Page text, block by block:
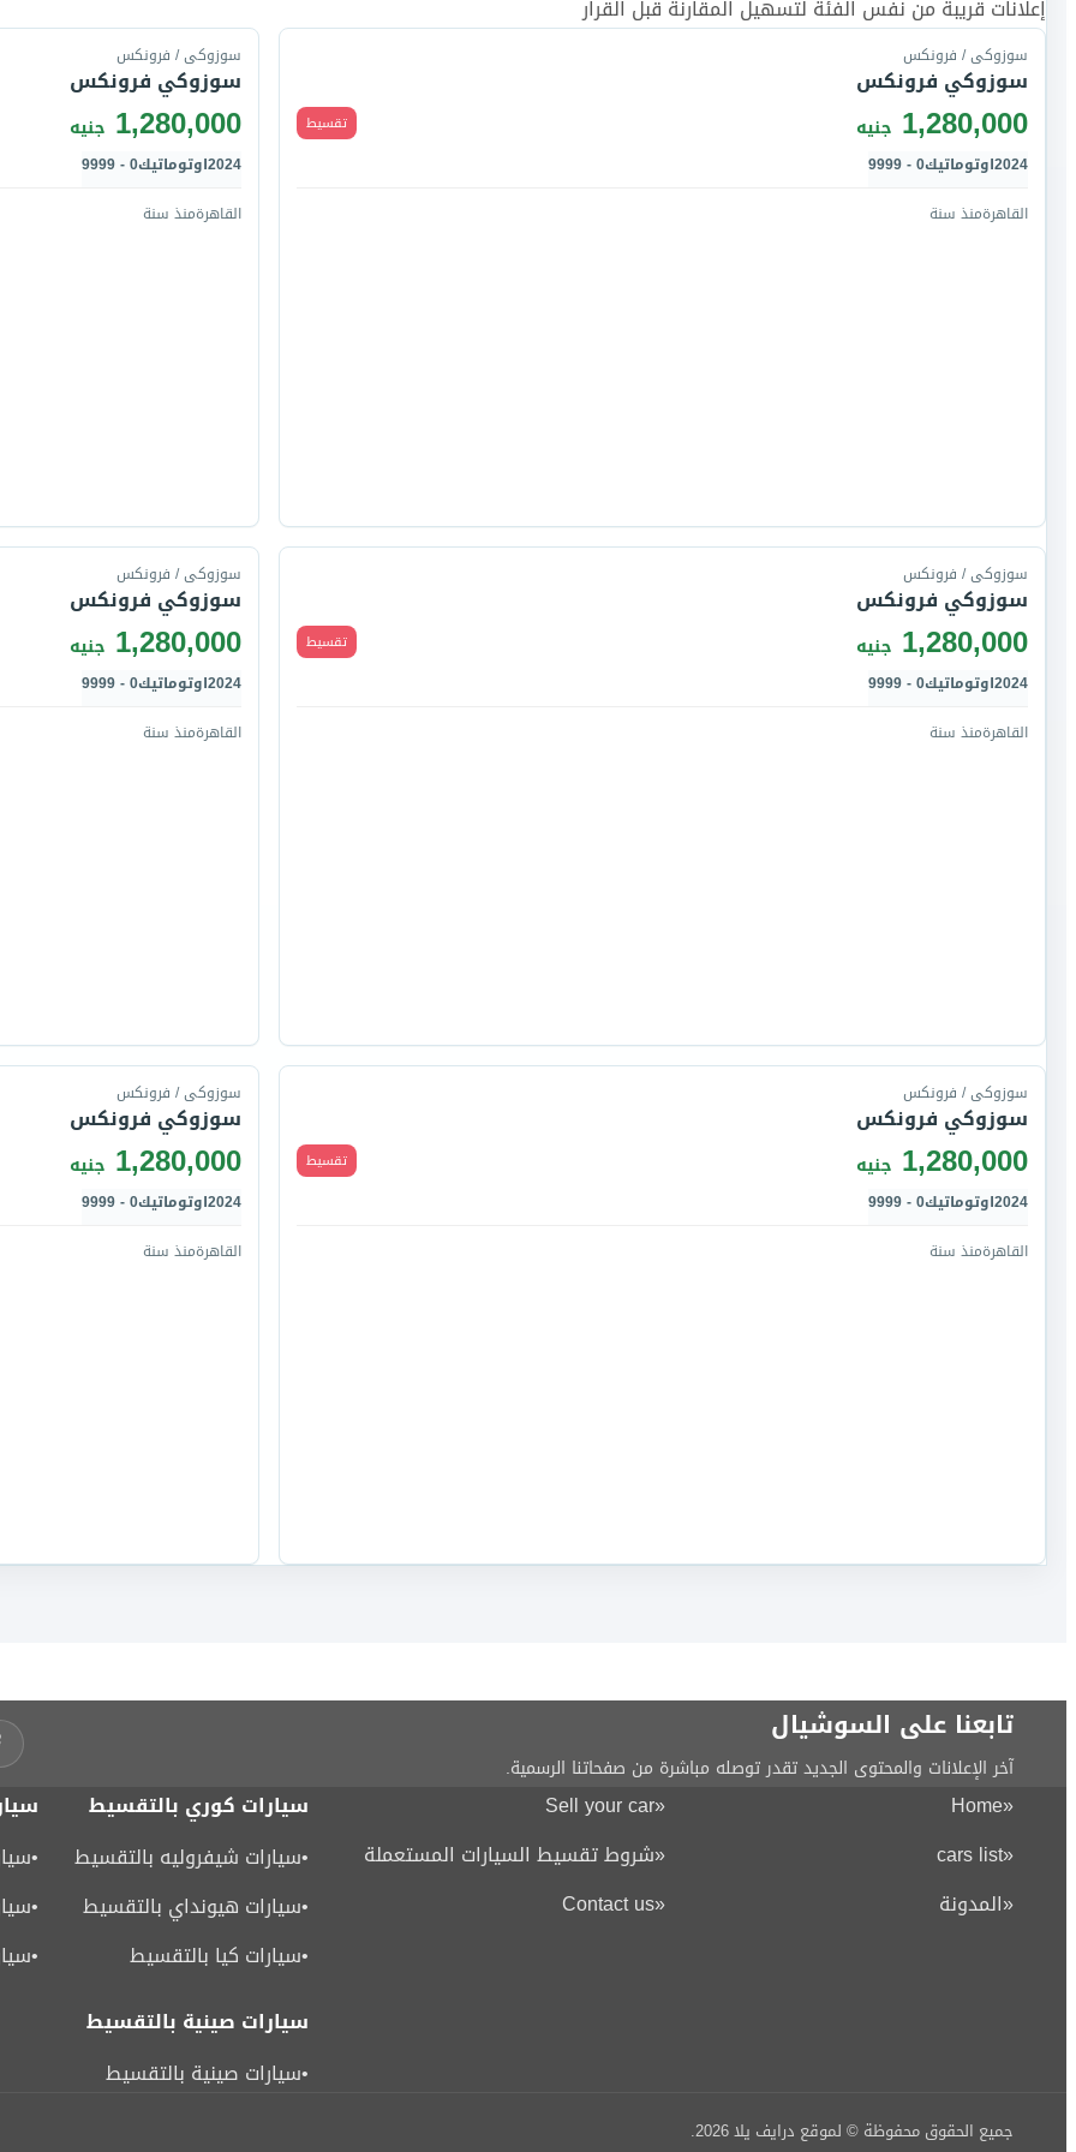
إعلانات قريبة من نفس الفئة لتسهيل المقارنة قبل القرار
سوزوكى / فرونكس
سوزوكي فرونكس
1,280,000 جنيه تقسيط
2024اوتوماتيك0 - 9999
القاهرةمنذ سنة
سوزوكى / فرونكس
سوزوكي فرونكس
1,280,000 جنيه
2024اوتوماتيك0 - 9999
القاهرةمنذ سنة
سوزوكى / فرونكس
سوزوكي فرونكس
1,280,000 جنيه تقسيط
2024اوتوماتيك0 - 9999
القاهرةمنذ سنة
سوزوكى / فرونكس
سوزوكي فرونكس
1,280,000 جنيه
2024اوتوماتيك0 - 9999
القاهرةمنذ سنة
سوزوكى / فرونكس
سوزوكي فرونكس
1,280,000 جنيه تقسيط
2024اوتوماتيك0 - 9999
القاهرةمنذ سنة
سوزوكى / فرونكس
سوزوكي فرونكس
1,280,000 جنيه
2024اوتوماتيك0 - 9999
القاهرةمنذ سنة
تابعنا على السوشيال
آخر الإعلانات والمحتوى الجديد تقدر توصله مباشرة من صفحاتنا الرسمية.
«
Home
«
cars list
«المدونة
«
Sell your car
«شروط تقسيط السيارات المستعملة
«
Contact us
سيارات كوري بالتقسيط
•سيارات شيفروليه بالتقسيط
•سيارات هيونداي بالتقسيط
•سيارات كيا بالتقسيط
•
•
•
سيارات صينية بالتقسيط
•سيارات صينية بالتقسيط
جميع الحقوق محفوظة © لموقع درايف يلا2026
.